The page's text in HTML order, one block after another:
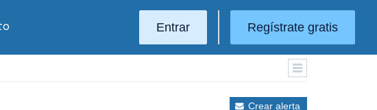
Entrar Regístrate gratis
Crear alerta